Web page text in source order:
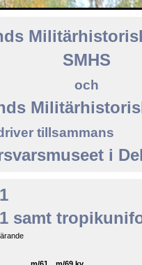
SMHS
och
tillsammans
i
samt